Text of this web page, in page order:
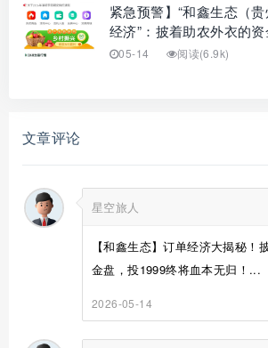
紧急预警】“和鑫生态（
经济”：披着助农外衣的
05-14 阅读(6.9k)
文章评论
星空旅人
【和鑫生态】订单经济大揭秘！
金盘，投1999终将血本无归！...
2026-05-14